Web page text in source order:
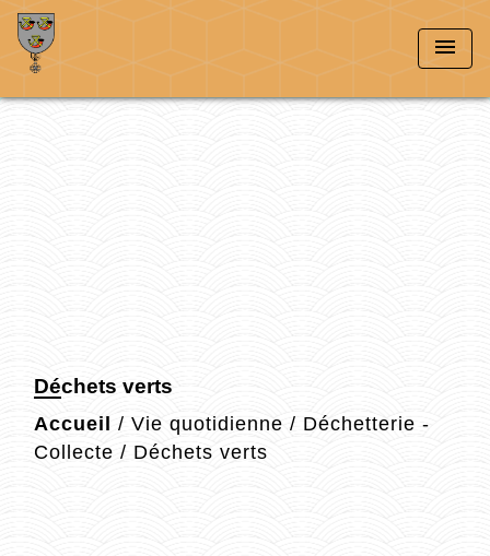
menu
Déchets verts
Accueil / Vie quotidienne / Déchetterie -
Collecte / Déchets verts